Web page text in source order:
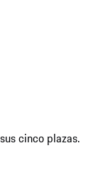
cinco plazas.